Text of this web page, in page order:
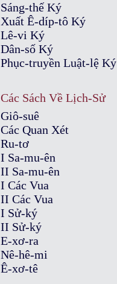
Các Sách Về Lịch-Sử
Sáng-thế Ký
Xuất Ê-díp-tô Ký
Lê-vi Ký
Dân-số Ký
Phục-truyền Luật-lệ Ký
Giô-suê
Các Quan Xét
Ru-tơ
I Sa-mu-ên
II Sa-mu-ên
I Các Vua
II Các Vua
I Sử-ký
II Sử-ký
E-xơ-ra
Nê-hê-mi
Ê-xơ-tê